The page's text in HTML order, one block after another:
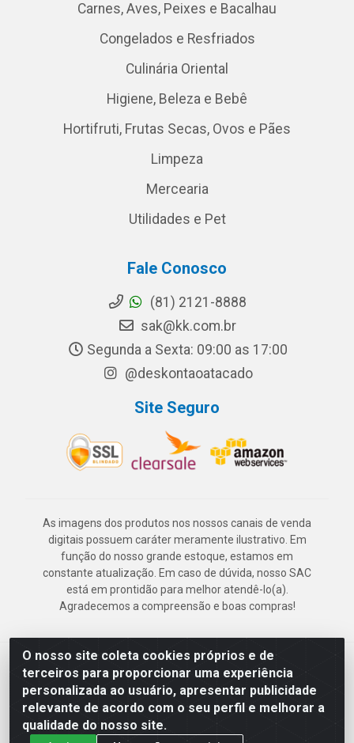
O nosso site coleta cookies próprios e de
terceiros para proporcionar uma experiência
personalizada ao usuário, apresentar publicidade
relevante de acordo com o seu perfil e melhorar a
qualidade do nosso site.
Carnes, Aves, Peixes e Bacalhau
Congelados e Resfriados
Culinária Oriental
Higiene, Beleza e Bebê
Hortifruti, Frutas Secas, Ovos e Pães
Limpeza
Mercearia
Utilidades e Pet
Fale Conosco
(81) 2121-8888
sak@kk.com.br
Segunda a Sexta: 09:00 as 17:00
@deskontaoatacado
Site Seguro
As imagens dos produtos nos nossos canais de venda
digitais possuem caráter meramente ilustrativo. Em
função do nosso grande estoque, estamos em
constante atualização. Em caso de dúvida, nosso SAC
está em prontidão para melhor atendê-lo(a).
Agradecemos a compreensão e boas compras!
Deskontão Atacado - Av. Marechal Mascarenhas de Morais, 2471 -
Imbiribeira - Recife/PE - CEP 51.150-001 - CNPJ 24.150.377/0003-
57